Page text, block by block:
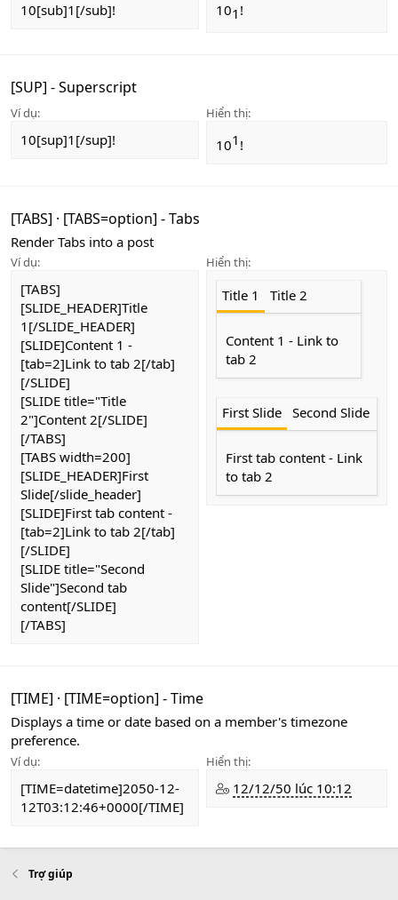
10[sub]1[/sub]! 101​ !
[SUP] - Superscript
Ví dụ:
10[sup]1[/sup]!
Hiển thị:
101​ !
[TABS] · [TABS=option] - Tabs
Render Tabs into a post
Ví dụ:
[TABS]
[SLIDE_HEADER]Title
1[/SLIDE_HEADER]
[SLIDE]Content 1 -
[tab=2]Link to tab 2[/tab]
[/SLIDE]
[SLIDE title="Title
2"]Content 2[/SLIDE]
[/TABS]
[TABS width=200]
[SLIDE_HEADER]First
Slide[/slide_header]
[SLIDE]First tab content -
[tab=2]Link to tab 2[/tab]
[/SLIDE]
[SLIDE title="Second
Slide"]Second tab
content[/SLIDE]
[/TABS]
Hiển thị:
Title 1 Title 2
Content 1 - Link to
tab 2
First Slide Second Slide
First tab content - Link
to tab 2
[TIME] · [TIME=option] - Time
Displays a time or date based on a member's timezone
preference.
Ví dụ:
[TIME=datetime]2050-12-
12T03:12:46+0000[/TIME]
Hiển thị:
12/12/50 lúc 10:12
Trợ giúp